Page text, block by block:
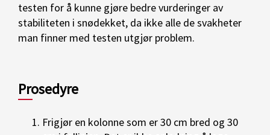
testen for å kunne gjøre bedre vurderinger av
stabiliteten i snødekket, da ikke alle de svakheter
man finner med testen utgjør problem.
Prosedyre
Frigjør en kolonne som er 30 cm bred og 30